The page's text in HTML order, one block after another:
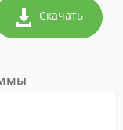
Скачать